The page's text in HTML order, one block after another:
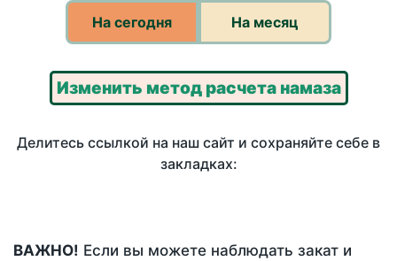
На сегодня На месяц
Изменить метод расчета намаза
Делитесь ссылкой на наш сайт и сохраняйте себе в
закладках:
ВАЖНО! Если вы можете наблюдать закат и